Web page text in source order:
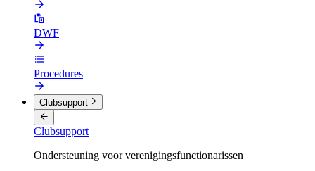
DWF
Procedures
Clubsupport
Clubsupport
Ondersteuning voor verenigingsfunctionarissen